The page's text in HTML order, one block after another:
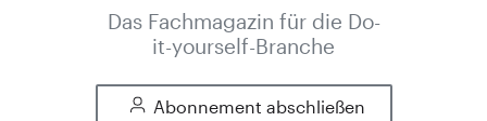
Das Fachmagazin für die Do-
it-yourself-Branche
Abonnement abschließen